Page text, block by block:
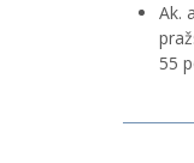
Ak.
55